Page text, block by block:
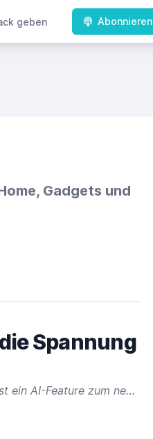
geben Abonnieren
Gadgets und
Spannung
Apple nimmt das Wort "AI" mittlerweile sehr groß und mehrfach in den Mund - so gab es selbst ein AI-Feature zum neuen iPad Pro mit dem M4-Prozessor auf der Keynote im Mai! Die neuen iPad Air und iPad Pro sind da, hast auch du zugeschlagen?